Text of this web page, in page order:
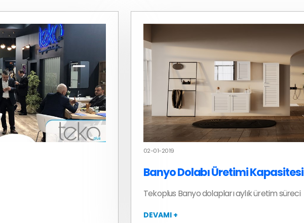
02-01-2019
Banyo Dolabı Üretimi Kapasitesi
Tekoplus Banyo dolapları aylık üretim süreci
DEVAMI +